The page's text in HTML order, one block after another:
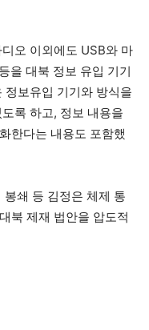
오 이외에도 USB와 마
을 대북 정보 유입 기기
정보유입 기기와 방식을
록 하고, 정보 내용을
한다는 내용도 포함했
쇄 등 김정은 체제 통
북 제재 법안을 압도적